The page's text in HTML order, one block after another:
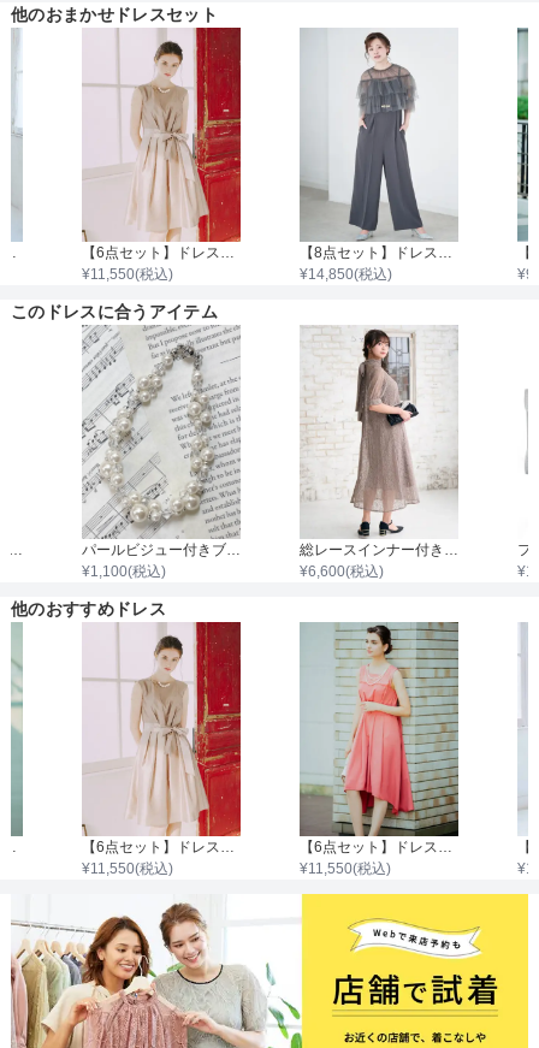
他のおまかせドレスセット
【4点セット】ドレス＆羽織・バッグ・ネックレス
【6点セット】ドレス＋小物5点
¥11,550(税込)
【8点セット】ドレス＋小物7点
¥14,850(税込) ¥
このドレスに合うアイテム
フラワーパールビジュードロップイヤリング
パールビジュー付きブレスレット
¥1,100(税込)
総レースインナー付きバックリボンワンピース
¥6,600(税込) ¥
他のおすすめドレス
【6点セット】ドレス＋小物5点
【6点セット】ドレス＋小物5点
¥11,550(税込)
【6点セット】ドレス＋小物5点
¥11,550(税込) ¥